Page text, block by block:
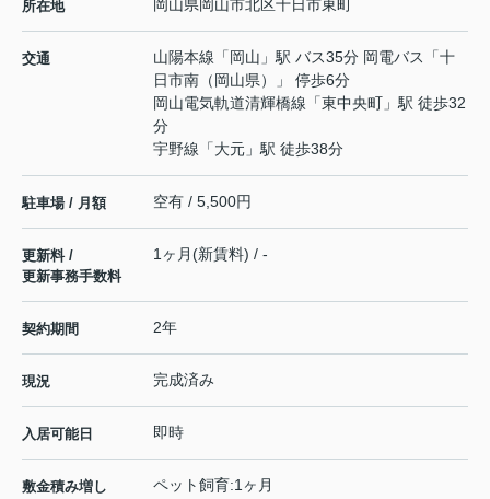
所在地 岡山県岡山市北区十日市東町
交通 山陽本線 「 岡山 」駅 バス35分 岡電バス「十
日市南（岡山県）」 停歩6分
岡山電気軌道清輝橋線 「東中央町 」駅 徒歩32
分
宇野線 「大元 」駅 徒歩38分
駐車場 / 月額 空有 / 5,500円
更新料 /
更新事務手数料
1ヶ月(新賃料) / -
契約期間 2年
現況 完成済み
入居可能日 即時
敷金積み増し ペット飼育:1ヶ月